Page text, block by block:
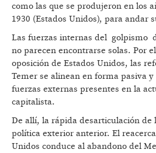
como las que se produjeron en los
1930 (Estados Unidos), para andar
Las fuerzas internas del golpismo
no parecen encontrarse solas. Por
oposición de Estados Unidos, las
Temer se alinean en forma pasiva
fuerzas externas presentes en la
capitalista.
De allí, la rápida desarticulación de
política exterior anterior. El
Unidos conduce al abandono del